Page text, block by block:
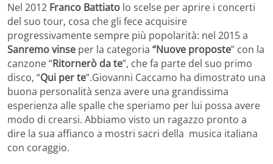
Nel 2012 Franco Battiato lo scelse per aprire i concerti
del suo tour, cosa che gli fece acquisire
progressivamente sempre più popolarità: nel 2015 a
Sanremo vinse per la categoria “Nuove proposte” con la
canzone “Ritornerò da te”, che fa parte del suo primo
disco, “Qui per te”.Giovanni Caccamo ha dimostrato una
buona personalità senza avere una grandissima
esperienza alle spalle che speriamo per lui possa avere
modo di crearsi. Abbiamo visto un ragazzo pronto a
dire la sua affianco a mostri sacri della musica italiana
con coraggio.